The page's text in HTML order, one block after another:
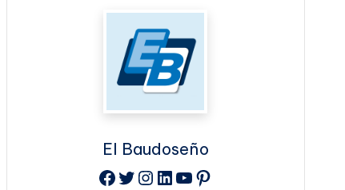
El Baudoseño
Facebook
Twitter
Instagram
LinkedIn
YouTube
Pinterest